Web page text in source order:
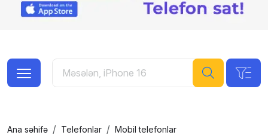
Ana səhifə Telefonlar Mobil telefonlar